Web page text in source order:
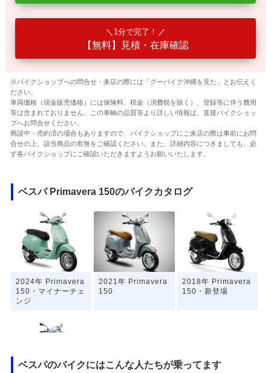
1分で完了！
【無料】見積・在庫確認
※バイクショップへの問合せ・来店の際には「グーバイク沖縄を見た」とお伝えく
ださい。
車両価格（現金販売価格）には保険料、税金（消費税を除く）、登録等に伴う費用
等は含まれておりません。この車輌の品質等より詳しい情報は、直接バイクショッ
プへお問合せください。
商談中・売約済の場合もありますので、バイクショップにご来店の際は事前にお問
合せの上、該当商品の有無をご確認ください。また、詳細内容につきましても、必
ず各バイクショップにご確認いただきますようお願いいたします。
ベスパ Primavera 150のバイクカタログ
2024年 Primavera
150・マイナーチェ
ンジ
2021年 Primavera
150
2018年 Primavera
150・新登場
ベスパのバイクにはこんな人たちが乗ってます